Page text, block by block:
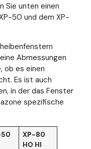
Sie unten einen
50 und dem XP-
Abmessungen
ob es einen
Es ist auch
in der das Fenster
spezifische
XP-80
HO HI